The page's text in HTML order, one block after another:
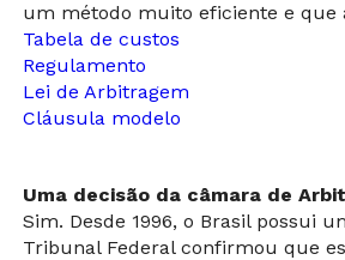
um método muito eficiente e que
Tabela de custos
Regulamento
Lei de Arbitragem
Cláusula modelo
Uma decisão da câmara de
Sim. Desde 1996, o Brasil possui
Tribunal Federal confirmou que